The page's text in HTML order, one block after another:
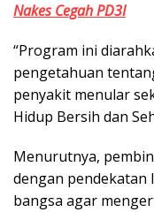
Nakes Cegah PD3I
“Program ini
pengetahuan
penyakit menular
Hidup Bersih dan
Menurutnya,
dengan pendekatan
bangsa agar